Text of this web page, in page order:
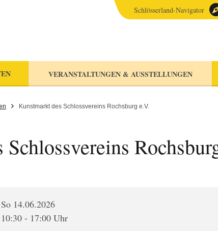
VERANSTALTUNGEN & AUSSTELLUNGEN
Schlösserland-Navigator
Kunstmarkt des Schlossvereins Rochsburg e.V.
So 14.06.2026
10:30 - 17:00 Uhr